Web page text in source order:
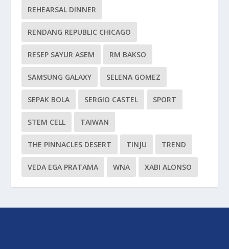
REHEARSAL DINNER
RENDANG REPUBLIC CHICAGO
RESEP SAYUR ASEM RM BAKSO
SAMSUNG GALAXY SELENA GOMEZ
SEPAK BOLA SERGIO CASTEL SPORT
STEM CELL TAIWAN
THE PINNACLES DESERT TINJU TREND
VEDA EGA PRATAMA WNA XABI ALONSO